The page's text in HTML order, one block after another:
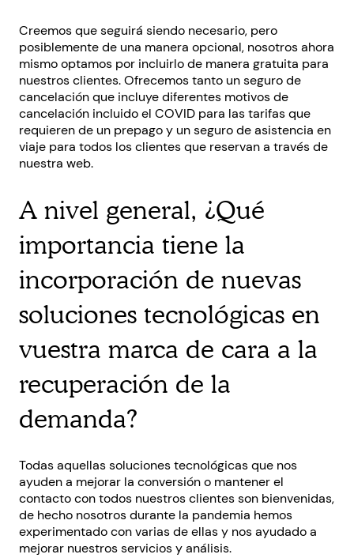
Creemos que seguirá siendo necesario, pero
posiblemente de una manera opcional, nosotros ahora
mismo optamos por incluirlo de manera gratuita para
nuestros clientes. Ofrecemos tanto un seguro de
cancelación que incluye diferentes motivos de
cancelación incluido el COVID para las tarifas que
requieren de un prepago y un seguro de asistencia en
viaje para todos los clientes que reservan a través de
nuestra web.
A nivel general, ¿Qué
importancia tiene la
incorporación de nuevas
soluciones tecnológicas en
vuestra marca de cara a la
recuperación de la
demanda?
Todas aquellas soluciones tecnológicas que nos
ayuden a mejorar la conversión o mantener el
contacto con todos nuestros clientes son bienvenidas,
de hecho nosotros durante la pandemia hemos
experimentado con varias de ellas y nos ayudado a
mejorar nuestros servicios y análisis.